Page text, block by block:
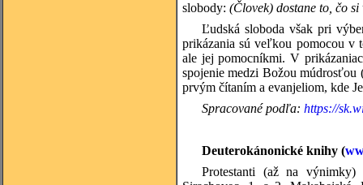
slobody: (Človek) dostane to, čo
Ľudská sloboda však pri
prikázania sú veľkou pomocou v
ale jej pomocníkmi. V
spojenie medzi Božou múdrosťou
prvým čítaním a evanjeliom, kde
Spracované podľa: https://
Deuterokánonické knihy (
Protestanti (až na